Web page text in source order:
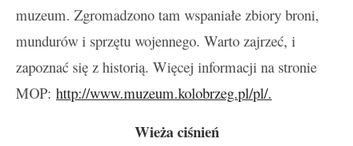
muzeum. Zgromadzono tam wspaniałe zbiory broni,
mundurów i sprzętu wojennego. Warto zajrzeć, i
zapoznać się z historią. Więcej informacji na stronie
MOP: http://www.muzeum.kolobrzeg.pl/pl/.
Wieża ciśnień